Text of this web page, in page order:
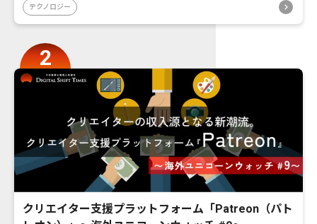
テクノロジー
クリエイター支援プラットフォーム「Patreon（パト